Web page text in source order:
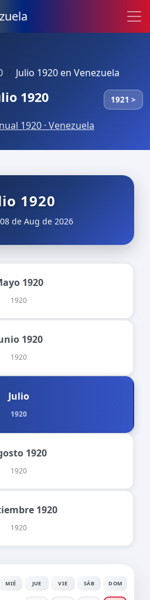
Julio 1920 en Venezuela
1920 1921 >
1920 · Venezuela
1920
de Aug de 2026
1920
1920
1920
1920
Julio
1920
1920
1920
1920
1920
MIÉ JUE VIE SÁB DOM